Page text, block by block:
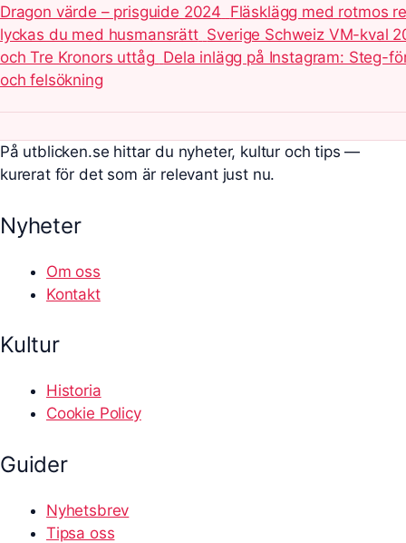
Dragon värde – prisguide 2024 Fläsklägg med rotmos
lyckas du med husmansrätt Sverige Schweiz VM-kval
och Tre Kronors uttåg Dela inlägg på Instagram: Steg-
och felsökning
På utblicken.se hittar du nyheter, kultur och tips —
kurerat för det som är relevant just nu.
Nyheter
Om oss
Kontakt
Kultur
Historia
Cookie Policy
Guider
Nyhetsbrev
Tipsa oss